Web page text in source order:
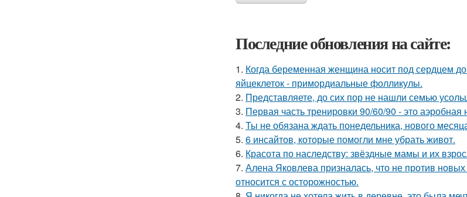
Последние обновления на сайте:
1. Когда беременная женщина носит под сердцем
яйцеклеток - примордиальные фолликулы.
2. Представляете, до сих пор не нашли семью
3. Первая часть тренировки 90/60/90 - это аэробная
4. Ты не обязана ждать понедельника, нового
5. 6 инсайтов, которые помогли мне убрать живот.
6. Красота по наследству: звёздные мамы и их
7. Алена Яковлева призналась, что не против
относится с осторожностью.